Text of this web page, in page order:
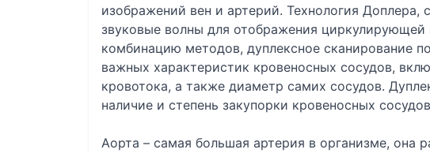
изображений вен и артерий. Технология Доплера,
звуковые волны для отображения циркулирующей
комбинацию методов, дуплексное сканирование
важных характеристик кровеносных сосудов,
кровотока, а также диаметр самих сосудов.
наличие и степень закупорки кровеносных
Аорта – самая большая артерия в организме, она